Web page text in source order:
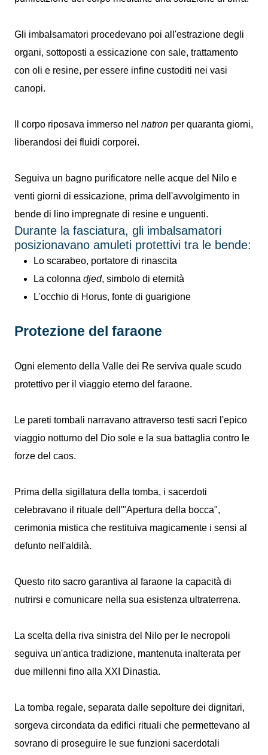
Gli imbalsamatori procedevano poi all'estrazione degli
organi, sottoposti a essicazione con sale, trattamento
con oli e resine, per essere infine custoditi nei vasi
canopi.
Il corpo riposava immerso nel natron per quaranta giorni,
liberandosi dei fluidi corporei.
Seguiva un bagno purificatore nelle acque del Nilo e
venti giorni di essicazione, prima dell'avvolgimento in
bende di lino impregnate di resine e unguenti.
Durante la fasciatura, gli imbalsamatori
posizionavano amuleti protettivi tra le bende:
Lo scarabeo, portatore di rinascita
La colonna djed, simbolo di eternità
L'occhio di Horus, fonte di guarigione
Protezione del faraone
Ogni elemento della Valle dei Re serviva quale scudo
protettivo per il viaggio eterno del faraone.
Le pareti tombali narravano attraverso testi sacri l'epico
viaggio notturno del Dio sole e la sua battaglia contro le
forze del caos.
Prima della sigillatura della tomba, i sacerdoti
celebravano il rituale dell'"Apertura della bocca",
cerimonia mistica che restituiva magicamente i sensi al
defunto nell'aldilà.
Questo rito sacro garantiva al faraone la capacità di
nutrirsi e comunicare nella sua esistenza ultraterrena.
La scelta della riva sinistra del Nilo per le necropoli
seguiva un'antica tradizione, mantenuta inalterata per
due millenni fino alla XXI Dinastia.
La tomba regale, separata dalle sepolture dei dignitari,
sorgeva circondata da edifici rituali che permettevano al
sovrano di proseguire le sue funzioni sacerdotali